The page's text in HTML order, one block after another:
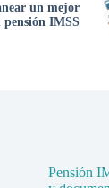
un mejor
IMSS
Pensión